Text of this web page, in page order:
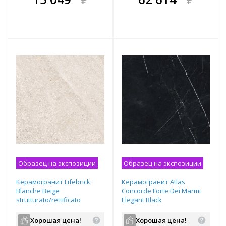
всегда выгоднее!
всегда выгоднее!
Образец на экспозиции
Керамогранит Lifebrick
Blanche Beige
strutturato/rettificato
плитка 09Bl.Beige
Хорошая цена!
Образец на экспозиции
Керамогранит Atlas
Concorde Forte Dei Marmi
Elegant Black
1200х600х9 мм рядовая
Хорошая цена!